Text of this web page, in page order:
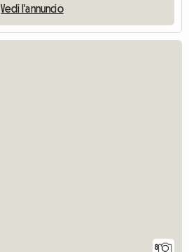
Vedi l'annuncio
8